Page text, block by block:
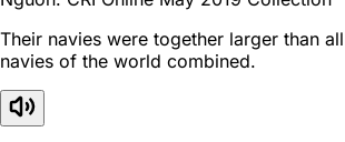
Their navies were together larger than
navies of the world combined.